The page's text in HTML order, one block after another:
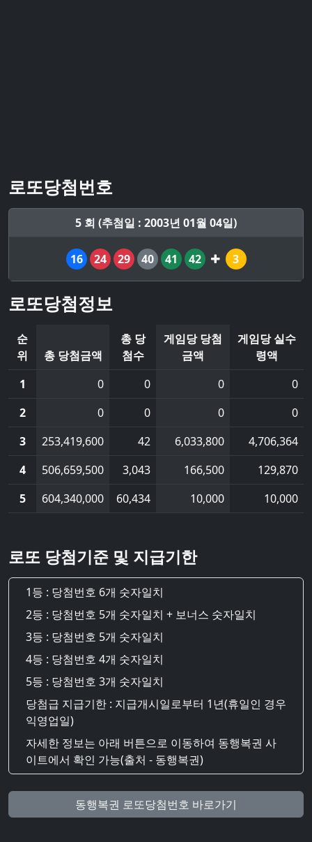
로또당첨번호
5 회 (추첨일 : 2003년 01월 04일)
16 24 29 40 41 42 3
로또당첨정보
순
위
총 당첨금액
총 당
첨수
게임당 당첨
금액
게임당 실수
령액
1
0 0 0
0
2
0 0 0
0
3
253,419,600 42 6,033,800
4,706,364
4
506,659,500 3,043 166,500
129,870
5
604,340,000 60,434 10,000 10,000
로또 당첨기준 및 지급기한
1등 : 당첨번호 6개 숫자일치
2등 : 당첨번호 5개 숫자일치 + 보너스 숫자일치
3등 : 당첨번호 5개 숫자일치
4등 : 당첨번호 4개 숫자일치
5등 : 당첨번호 3개 숫자일치
당첨급 지급기한 : 지급개시일로부터 1년(휴일인 경우
익영업일)
자세한 정보는 아래 버튼으로 이동하여 동행복권 사
이트에서 확인 가능(출처 - 동행복권)
동행복권 로또당첨번호 바로가기